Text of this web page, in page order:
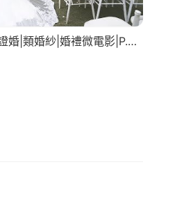
桃園青青風車莊園|戶外證婚|類婚紗|婚禮微電影|P.S. Wedding Studio。攝影工作室